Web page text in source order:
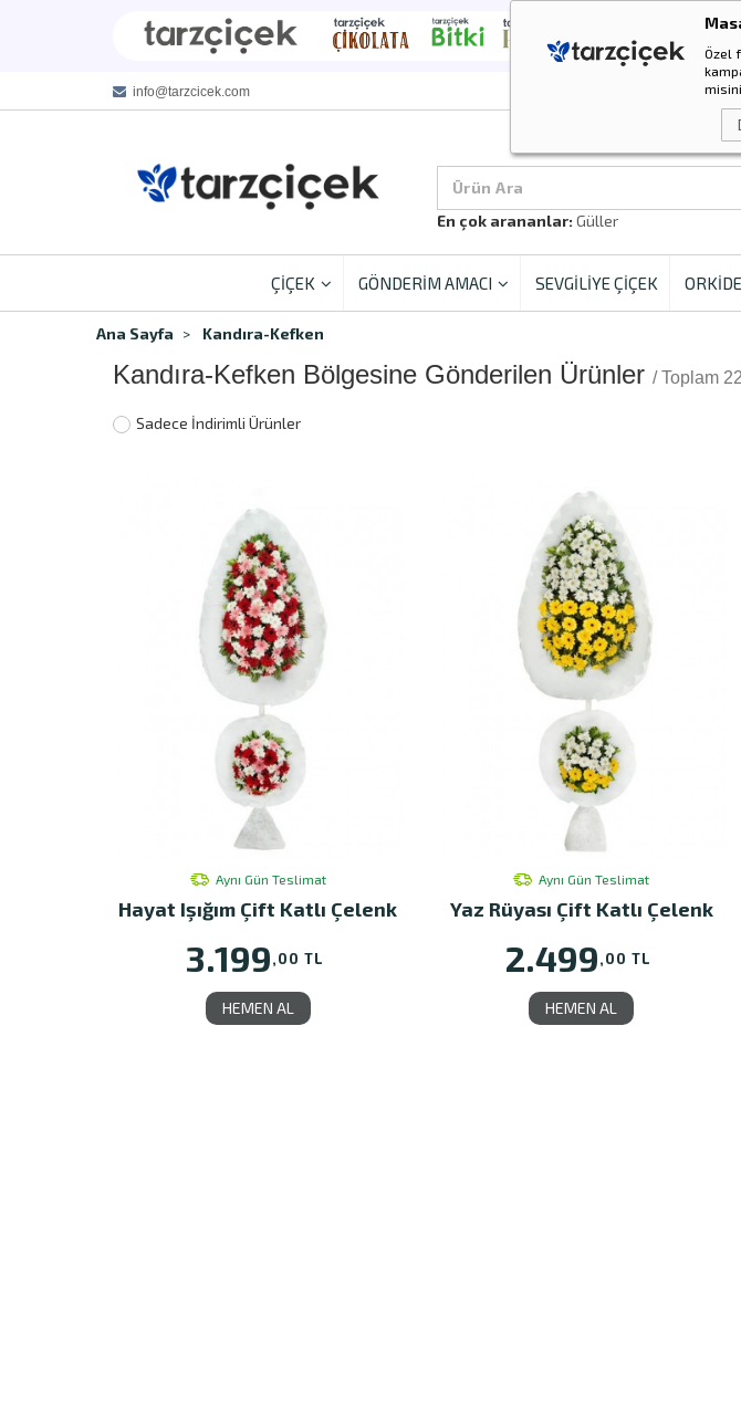
Özel
info@tarzcicek.com
Ürün Ara
En çok arananlar: Güller
ÇİÇEK GÖNDERİM AMACI SEVGİLİYE ÇİÇEK ORKİDE
Ana Sayfa Kandıra-Kefken
Kandıra-Kefken Bölgesine Gönderilen Ürünler / Toplam
Sadece İndirimli Ürünler
Aynı Gün Teslimat
Hayat Işığım Çift Katlı Çelenk
3.199,00 TL
HEMEN AL
Aynı Gün Teslimat
Yaz Rüyası Çift Katlı Çelenk
2.499,00 TL
HEMEN AL